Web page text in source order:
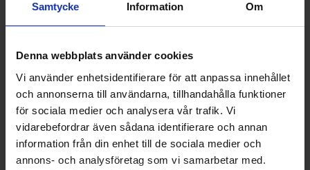
Samtycke Information Om
Denna webbplats använder cookies
Vi använder enhetsidentifierare för att anpassa innehållet
och annonserna till användarna, tillhandahålla funktioner
för sociala medier och analysera vår trafik. Vi
vidarebefordrar även sådana identifierare och annan
information från din enhet till de sociala medier och
annons- och analysföretag som vi samarbetar med.